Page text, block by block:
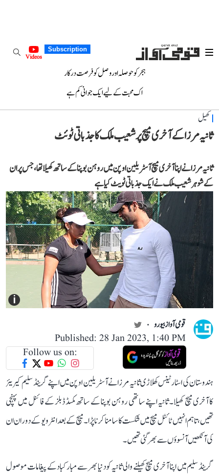
Subscription
Videos
ہجر کو حوصلہ اور وصل کو فرصت درکار
اک محبت کے لیے ایک جوانی کم ہے
کھیل
ثانیہ مرزا کے آخری میچ پر شعیب ملک کا جذباتی ٹوئٹ
ثانیہ مرزا نے اپنا آخری میچ آسٹریلین اوپن میں روہن بوپنا کے ساتھ کھیلا تھا، جس پر ان
کے شوہر شعیب ملک نے ایک جذباتی ٹویٹ کیا ہے
i
قومی آواز بیورو
Published: 28 Jan 2023, 1:40 PM
Follow us on:
ہندوستان کی اسٹار ٹینس کھلاڑی ثانیہ مرزا نے آسٹریلین اوپن میں اپنے گرینڈ سلیم کیریئر
کا آخری میچ کھیلا۔ ثانیہ اپنے ساتھی روہن بوپنا کے ساتھ مکسڈ ڈبلز کے فائنل میں پہنچی
تھیں، تاہم انہیں ٹائٹل میچ میں شکست کا سامنا کرنا پڑا۔ میچ کے بعد انٹرویو کے دوران ان
کی آنکھیں آنسوؤں سے بھر گئی تھیں۔
گرینڈ سلیم میں اپنا آخری میچ کھیلنے والی ثانیہ کو دنیا بھر سے مبارکباد کے پیغامات موصول